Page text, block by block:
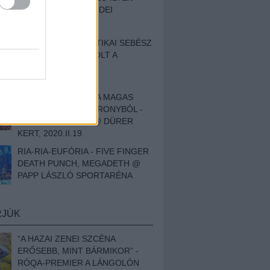
BESZÁMOLÓNK AZ IDEI
EGY HALLÁSPLASZTIKAI SEBÉSZ
NAPLÓJA - ILYEN VOLT A
DOKUMENTUMFILM
MÉLY FÉRFIBÁNAT A MAGAS
ELEFÁNTCSONTTORONYBÓL -
LEPROUS, KLONE @ DÜRER
KERT, 2020.II.19.
RIA-RIA-EUFÓRIA - FIVE FINGER
DEATH PUNCH, MEGADETH @
PAPP LÁSZLÓ SPORTARÉNA
“A HAZAI ZENEI SZCÉNA
ERŐSEBB, MINT BÁRMIKOR” -
RÓQA-PREMIER A LÁNGOLÓN